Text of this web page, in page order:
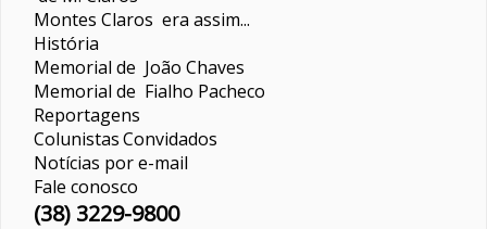
Montes Claros era assim...
História
Memorial de João Chaves
Memorial de Fialho Pacheco
Reportagens
ColunistasConvidados
Notícias por e-mail
Fale conosco
(38) 3229-9800